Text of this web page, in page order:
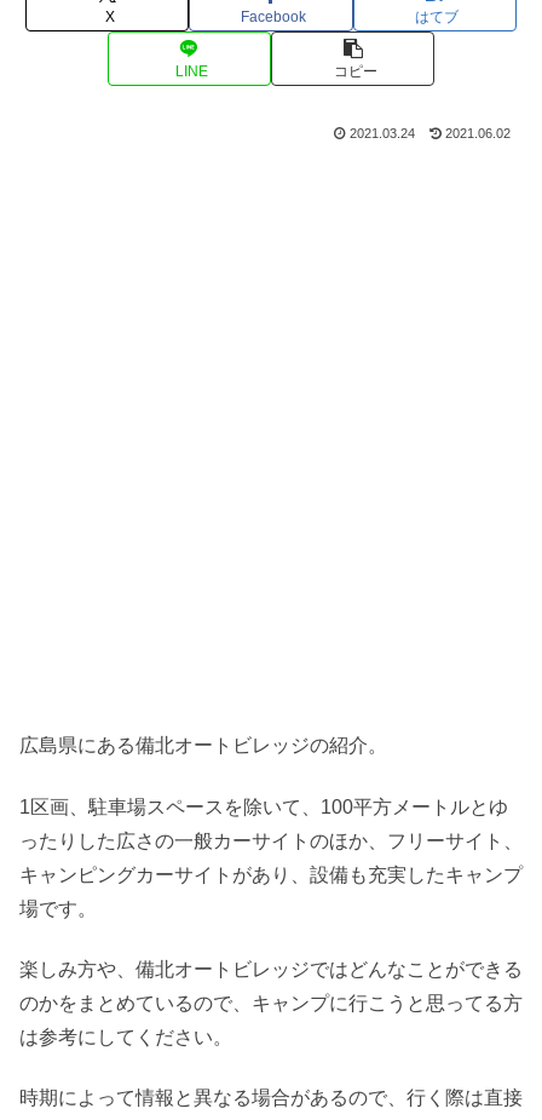
X Facebook はてブ
LINE コピー
2021.03.24 2021.06.02
広島県にある備北オートビレッジの紹介。
1区画、駐車場スペースを除いて、100平方メートルとゆ
ったりした広さの一般カーサイトのほか、フリーサイト、
キャンピングカーサイトがあり、設備も充実したキャンプ
場です。
楽しみ方や、備北オートビレッジではどんなことができる
のかをまとめているので、キャンプに行こうと思ってる方
は参考にしてください。
時期によって情報と異なる場合があるので、行く際は直接